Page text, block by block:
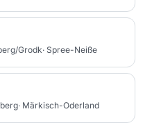
Grodk· Spree-Neiße
· Märkisch-Oderland